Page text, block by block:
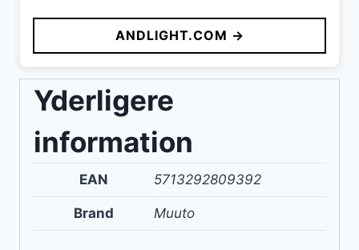
pris
var:
6.999 kr..
pris
er:
5.600 kr..
ANDLIGHT.COM →
Yderligere
information
EAN 5713292809392
Brand Muuto